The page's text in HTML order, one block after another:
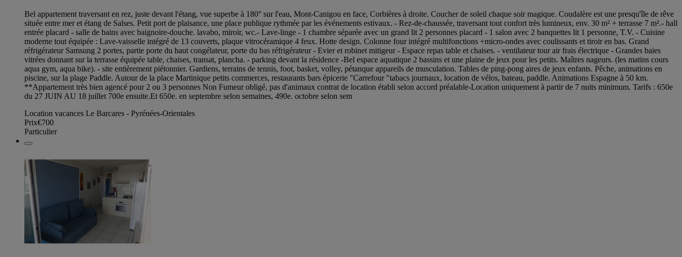
Bel appartement traversant en rez, juste devant l'étang, vue superbe à 180° sur l'eau, Mont-Canigou en face, Corbières à droite. Coucher de soleil chaque soir magique. Coudalère est une presqu'île de rêve
située entre mer et étang de Salses. Petit port de plaisance, une place publique rythmée par les événements estivaux. - Rez-de-chaussée, traversant tout confort très lumineux, env. 30 m² + terrasse 7 m².- hall
entrée placard - salle de bains avec baignoire-douche. lavabo, miroir, wc.- Lave-linge - 1 chambre séparée avec un grand lit 2 personnes placard - 1 salon avec 2 banquettes lit 1 personne, T.V. - Cuisine
moderne tout équipée : Lave-vaisselle intégré de 13 couverts, plaque vitrocéramique 4 feux. Hotte design. Colonne four intégré multifonctions +micro-ondes avec coulissants et tiroir en bas. Grand
réfrigérateur Samsung 2 portes, partie porte du haut congélateur, porte du bas réfrigérateur - Evier et robinet mitigeur - Espace repas table et chaises. - ventilateur tour air frais électrique - Grandes baies
vitrées donnant sur la terrasse équipée table, chaises, transat, plancha. - parking devant la résidence -Bel espace aquatique 2 bassins et une plaine de jeux pour les petits. Maîtres nageurs. (les matins cours
aqua gym, aqua bike). - site entièrement piétonnier. Gardiens, terrains de tennis, foot, basket, volley, pétanque appareils de musculation. Tables de ping-pong aires de jeux enfants. Pêche, animations en
piscine, sur la plage Paddle. Autour de la place Martinique petits commerces, restaurants bars épicerie "Carrefour "tabacs journaux, location de vélos, bateau, paddle. Animations Espagne à 50 km.
**Appartement très bien agencé pour 2 ou 3 personnes Non Fumeur obligé, pas d'animaux contrat de location établi selon accord préalable-Location uniquement à partir de 7 nuits minimum. Tarifs : 650e
du 27 JUIN AU 18 juillet 700e ensuite.Et 650e. en septembre selon semaines, 490e. octobre selon sem
Location vacances Le Barcares - Pyrénées-Orientales
Prix€700
Particulier